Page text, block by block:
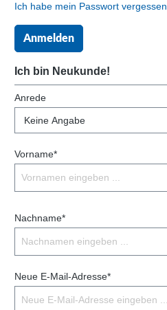
Ich habe mein Passwort vergessen.
Anmelden
Ich bin Neukunde!
Anrede
Vorname*
Nachname*
Neue E-Mail-Adresse*